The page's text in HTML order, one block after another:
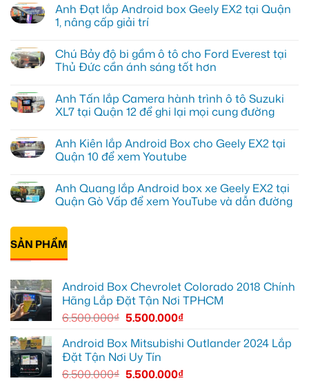
Anh Đạt lắp Android box Geely EX2 tại Quận
1, nâng cấp giải trí
bình
luận
ở
lắp
Android
box
tại
Quận
1,
giải
trí
Chú Bảy độ bi gầm ô tô cho Ford Everest tại
Thủ Đức cần ánh sáng tốt hơn
bình
luận
ở
độ
bi
gầm
cho
Ford
Everest
Đức
cần
ánh
sáng
Anh Tấn lắp Camera hành trình ô tô Suzuki
XL7 tại Quận 12 để ghi lại mọi cung đường
bình
luận
ở
lắp
Camera
hành
Suzuki
XL7
tại
ghi
mọi
cung
Anh Kiên lắp Android Box cho Geely EX2 tại
Quận 10 để xem Youtube
bình
luận
ở
Android
Box
cho
tại
Quận
xem
Anh Quang lắp Android box xe Geely EX2 tại
Quận Gò Vấp để xem YouTube và dẫn đường
có
bình
luận
ở
Anh
Android
box
Geely
EX2
Quận
Gò
Vấp
xem
SẢN PHẨM
Android Box Chevrolet Colorado 2018 Chính
Hãng Lắp Đặt Tận Nơi TPHCM
6.500.000₫ 5.500.000₫
Android Box Mitsubishi Outlander 2024 Lắp
Đặt Tận Nơi Uy Tín
6.500.000₫ 5.500.000₫